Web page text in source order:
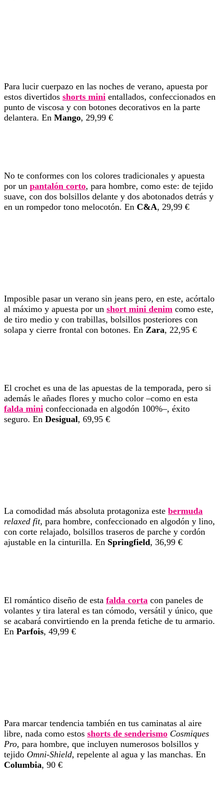
Para lucir cuerpazo en las noches de verano, apuesta por
estos divertidos shorts mini entallados, confeccionados en
punto de viscosa y con botones decorativos en la parte
delantera. En Mango, 29,99 €
No te conformes con los colores tradicionales y apuesta
por un pantalón corto, para hombre, como este: de tejido
suave, con dos bolsillos delante y dos abotonados detrás y
en un rompedor tono melocotón. En C&A, 29,99 €
Imposible pasar un verano sin jeans pero, en este, acórtalo
al máximo y apuesta por un short mini denim como este,
de tiro medio y con trabillas, bolsillos posteriores con
solapa y cierre frontal con botones. En Zara, 22,95 €
El crochet es una de las apuestas de la temporada, pero si
además le añades flores y mucho color –como en esta
falda mini confeccionada en algodón 100%–, éxito
seguro. En Desigual, 69,95 €
La comodidad más absoluta protagoniza este bermuda
relaxed fit, para hombre, confeccionado en algodón y lino,
con corte relajado, bolsillos traseros de parche y cordón
ajustable en la cinturilla. En Springfield, 36,99 €
El romántico diseño de esta falda corta con paneles de
volantes y tira lateral es tan cómodo, versátil y único, que
se acabará convirtiendo en la prenda fetiche de tu armario.
En Parfois, 49,99 €
Para marcar tendencia también en tus caminatas al aire
libre, nada como estos shorts de senderismo Cosmiques
Pro, para hombre, que incluyen numerosos bolsillos y
tejido Omni-Shield, repelente al agua y las manchas. En
Columbia, 90 €